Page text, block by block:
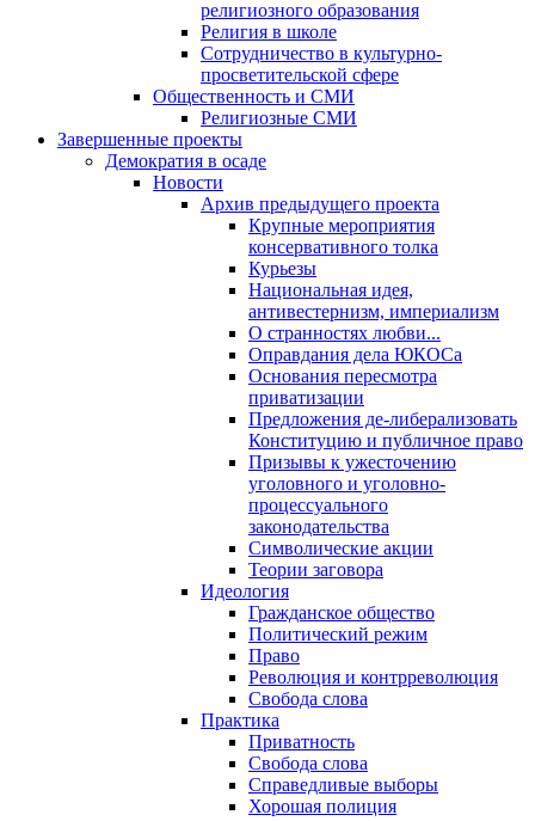
религиозного образования
Религия в школе
Сотрудничество в культурно-
просветительской сфере
Общественность и СМИ
Религиозные СМИ
Завершенные проекты
Демократия в осаде
Новости
Архив предыдущего проекта
Крупные мероприятия
консервативного толка
Курьезы
Национальная идея,
антивестернизм, империализм
О странностях любви...
Оправдания дела ЮКОСа
Основания пересмотра
приватизации
Предложения де-либерализовать
Конституцию и публичное право
Призывы к ужесточению
уголовного и уголовно-
процессуального
законодательства
Символические акции
Теории заговора
Идеология
Гражданское общество
Политический режим
Право
Революция и контрреволюция
Свобода слова
Практика
Приватность
Свобода слова
Справедливые выборы
Хорошая полиция